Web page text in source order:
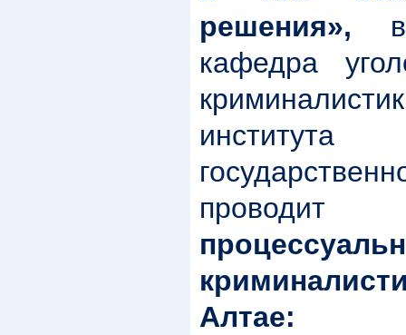
решения», в
кафедра
проводит
Алтае: